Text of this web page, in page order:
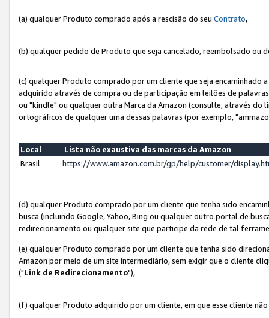
(a) qualquer Produto comprado após a rescisão do seu Contrato,
(b) qualquer pedido de Produto que seja cancelado, reembolsado ou
(c) qualquer Produto comprado por um cliente que seja encaminhado
adquirido através de compra ou de participação em leilões de
ou "kindle" ou qualquer outra Marca da Amazon (consulte, através do
ortográficos de qualquer uma dessas palavras (por exemplo,
Local
Lista não exaustiva das marcas da Amazon
Brasil
https://www.amazon.com.br/gp/help/customer/
(d) qualquer Produto comprado por um cliente que tenha sido
busca (incluindo Google, Yahoo, Bing ou qualquer outro portal de
redirecionamento ou qualquer site que participe da rede de tal
(e) qualquer Produto comprado por um cliente que tenha sido
Amazon por meio de um site intermediário, sem exigir que o cliente
("Link de Redirecionamento"),
(f) qualquer Produto adquirido por um cliente, em que esse cliente